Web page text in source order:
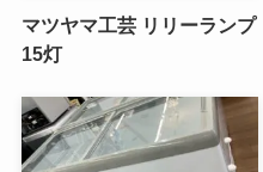
マツヤマ工芸 リリーランプ
15灯